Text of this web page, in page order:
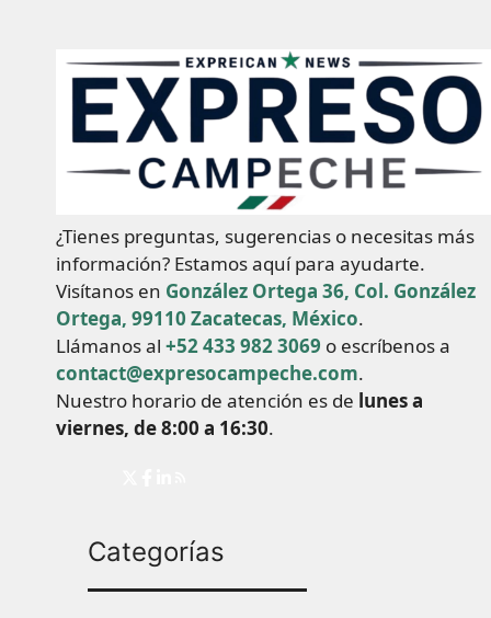
¿Tienes preguntas, sugerencias o necesitas más
información? Estamos aquí para ayudarte.
Visítanos en González Ortega 36, Col. González
Ortega, 99110 Zacatecas, México.
Llámanos al +52 433 982 3069 o escríbenos a
contact@expresocampeche.com.
Nuestro horario de atención es de lunes a
viernes, de 8:00 a 16:30.
Categorías